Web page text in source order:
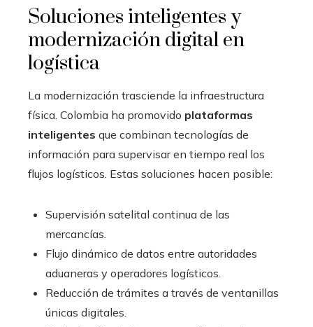
Soluciones inteligentes y
modernización digital en
logística
La modernización trasciende la infraestructura
física. Colombia ha promovido plataformas
inteligentes que combinan tecnologías de
información para supervisar en tiempo real los
flujos logísticos. Estas soluciones hacen posible:
Supervisión satelital continua de las
mercancías.
Flujo dinámico de datos entre autoridades
aduaneras y operadores logísticos.
Reducción de trámites a través de ventanillas
únicas digitales.